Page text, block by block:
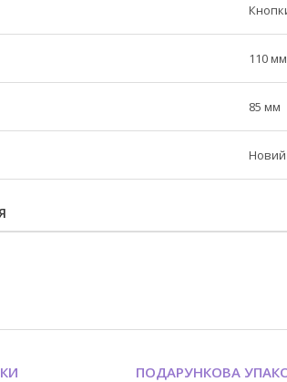
110 мм
85 мм
Новий
ПОДАРУНКОВА